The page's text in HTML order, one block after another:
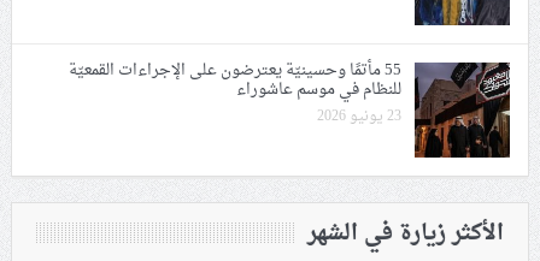
55 مأتمًا وحسينيّة يعترضون على الإجراءات القمعيّة
للنظام في موسم عاشوراء
23 يونيو 2026
الأكثر زيارة في الشهر